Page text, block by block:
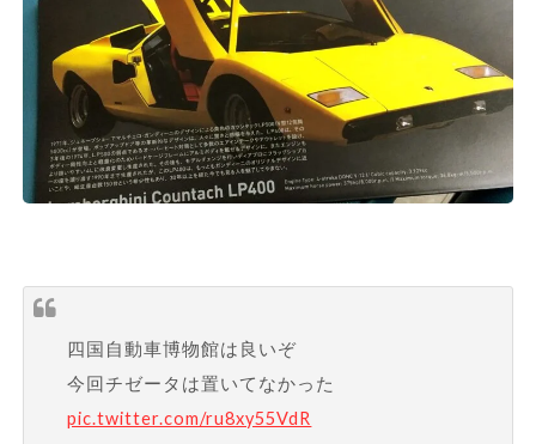
四国自動車博物館は良いぞ
今回チゼータは置いてなかった
pic.twitter.com/ru8xy55VdR